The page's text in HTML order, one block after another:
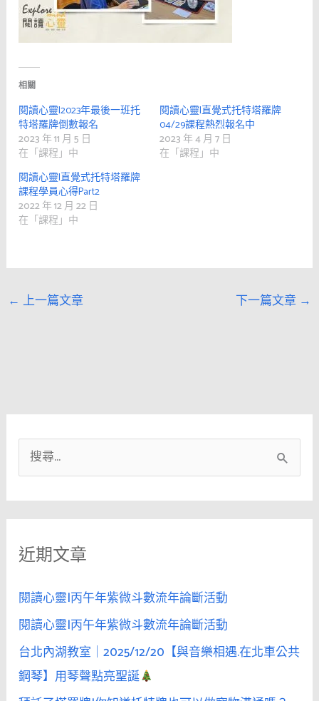
相關
閱讀心靈|2023年最後一班托
特塔羅牌倒數報名
2023 年 11 月 5 日
在「課程」中
閱讀心靈|直覺式托特塔羅牌
04/29課程熱烈報名中
2023 年 4 月 7 日
在「課程」中
閱讀心靈|直覺式托特塔羅牌
課程學員心得Part2
2022 年 12 月 22 日
在「課程」中
← 上一篇文章 下一篇文章 →
尋
關
字
近期文章
閱讀心靈|丙午年紫微斗數流年論斷活動
閱讀心靈|丙午年紫微斗數流年論斷活動
台北內湖教室｜2025/12/20【與音樂相遇.在北車公共
鋼琴】用琴聲點亮聖誕